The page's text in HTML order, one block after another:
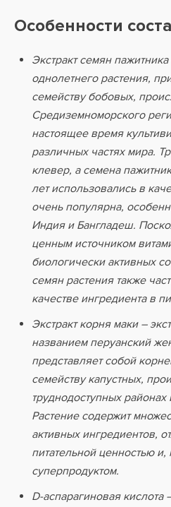
Особенности
Экстракт семян
однолетнего растения,
семейству бобовых,
Средиземноморского
настоящее время
различных частях мира.
клевер, а семена
лет использовались в
очень популярна,
Индия и Бангладеш.
ценным источником
биологически активных
семян растения также
качестве ингредиента в
Экстракт корня маки –
названием перуанский
представляет собой
семейству капустных,
труднодоступных
Растение содержит
активных ингредиентов,
питательной ценностью и,
суперпродуктом.
D-аспарагиновая